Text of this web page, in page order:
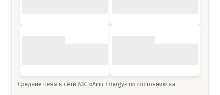
Средние цены в сети АЗС «Amic Energy» по состоянию на